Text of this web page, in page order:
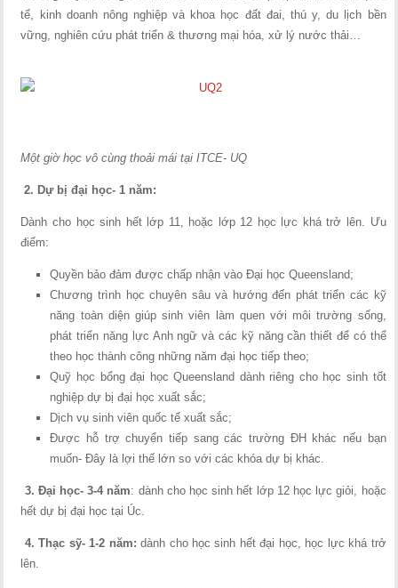
tế, kinh doanh nông nghiệp và khoa học đất đai, thú y, du lịch bền
vững, nghiên cứu phát triển & thương mại hóa, xử lý nước thải…
Một giờ học vô cùng thoải mái tại ITCE- UQ
2. Dự bị đại học- 1 năm:
Dành cho học sinh hết lớp 11, hoặc lớp 12 học lực khá trở lên. Ưu
điểm:
Quyền bảo đảm được chấp nhận vào Đại học Queensland;
Chương trình học chuyên sâu và hướng đến phát triển các kỹ
năng toàn diện giúp sinh viên làm quen với môi trường sống,
phát triển năng lực Anh ngữ và các kỹ năng cần thiết để có thể
theo học thành công những năm đại học tiếp theo;
Quỹ học bổng đại học Queensland dành riêng cho học sinh tốt
nghiệp dự bị đại học xuất sắc;
Dịch vụ sinh viên quốc tế xuất sắc;
Được hỗ trợ chuyển tiếp sang các trường ĐH khác nếu bạn
muốn- Đây là lợi thế lớn so với các khóa dự bị khác.
3. Đại học- 3-4 năm: dành cho học sinh hết lớp 12 học lực giỏi, hoặc
hết dự bị đại học tại Úc.
4. Thạc sỹ- 1-2 năm:dành cho học sinh hết đại học, học lực khá trở
lên.